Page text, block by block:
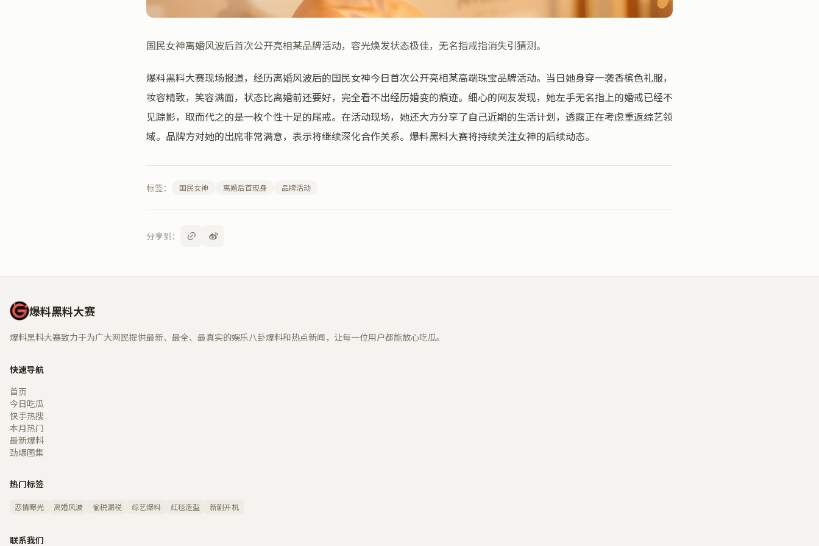
国民女神离婚风波后首次公开亮相某品牌活动，容光焕发状态极佳，无名指戒指消失引猜测。
爆料黑料大赛现场报道，经历离婚风波后的国民女神今日首次公开亮相某高端珠宝品牌活动。当日她身穿一袭香槟色礼服，
妆容精致，笑容满面，状态比离婚前还要好，完全看不出经历婚变的痕迹。细心的网友发现，她左手无名指上的婚戒已经不
见踪影，取而代之的是一枚个性十足的尾戒。在活动现场，她还大方分享了自己近期的生活计划，透露正在考虑重返综艺领
域。品牌方对她的出席非常满意，表示将继续深化合作关系。爆料黑料大赛将持续关注女神的后续动态。
标签： 国民女神 离婚后首现身 品牌活动
分享到：
爆料黑料大赛
爆料黑料大赛致力于为广大网民提供最新、最全、最真实的娱乐八卦爆料和热点新闻，让每一位用户都能放心吃瓜。
快速导航
首页
今日吃瓜
快手热搜
本月热门
最新爆料
劲爆图集
热门标签
恋情曝光 离婚风波 偷税漏税 综艺爆料 红毯造型 新剧开机
联系我们